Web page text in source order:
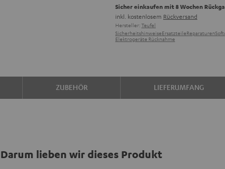
Sicher einkaufen mit 8 Wochen
inkl. kostenlosem Rückversand
Hersteller: Teufel
SicherheitshinweiseErsatzteileReparaturen
Elektrogeräte Rücknahme
ZUBEHÖR LIEFERUMFANG
Darum lieben wir dieses Produkt